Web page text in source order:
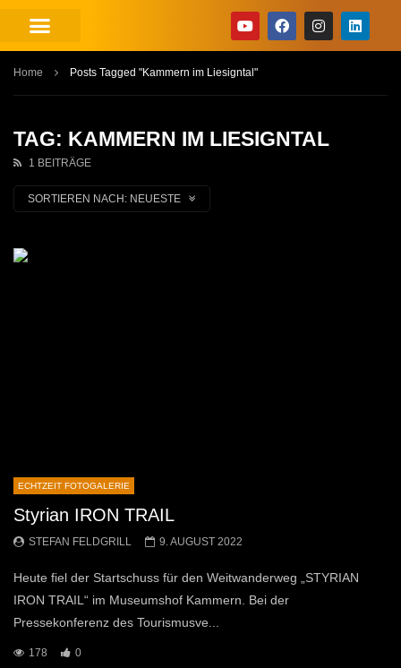
Home Posts Tagged "Kammern im Liesigntal"
TAG: KAMMERN IM LIESIGNTAL
1 BEITRÄGE
SORTIEREN NACH: NEUESTE
ECHTZEIT FOTOGALERIE
Styrian IRON TRAIL
STEFAN FELDGRILL 9. AUGUST 2022
Heute fiel der Startschuss für den Weitwanderweg „STYRIAN
IRON TRAIL“ im Museumshof Kammern. Bei der
Pressekonferenz des Tourismusve...
178 0